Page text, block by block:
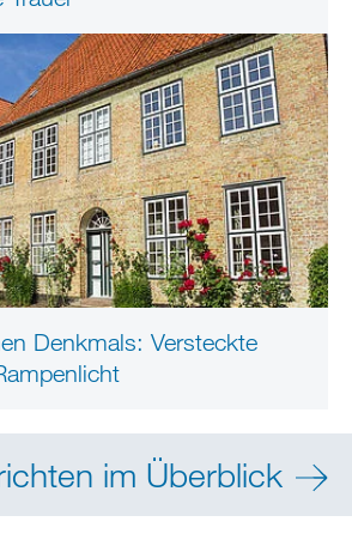
Denkmals: Versteckte
im Überblick